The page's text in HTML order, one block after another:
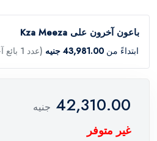
باعون آخرون على Kza Meeza
ابتداءً من 43,981.00 جنيه (عدد 1 بائع آخر)
42,310.00 جنيه
غير متوفر